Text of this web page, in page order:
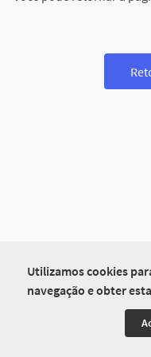
Utilizamos cookies
navegação e obter